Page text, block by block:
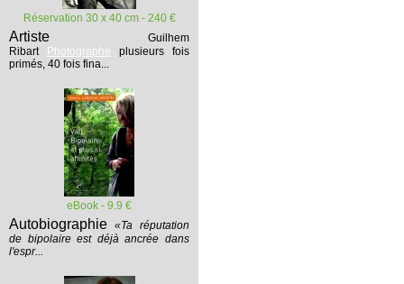
Réservation 30 x 40 cm - 240 €
Artiste
Guilhem
Ribart
Photographe plusieurs fois
primés, 40 fois fina...
eBook - 9.9 €
Autobiographie «Ta réputation
de bipolaire est déjà ancrée dans
l'espr...